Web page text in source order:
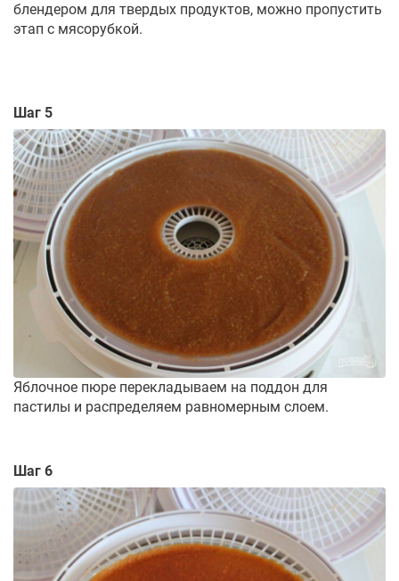
блендером для твердых продуктов, можно пропустить
этап с мясорубкой.
Шаг 5
Яблочное пюре перекладываем на поддон для
пастилы и распределяем равномерным слоем.
Шаг 6